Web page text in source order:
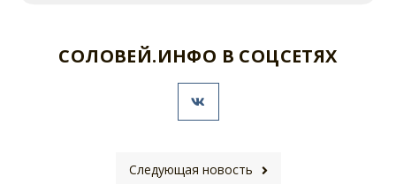
СОЛОВЕЙ.ИНФО В СОЦСЕТЯХ
Следующая новость